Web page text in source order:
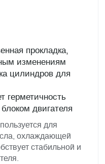
прокладка,
изменениям
цилиндров для
герметичность
двигателя
для
охлаждающей
стабильной и